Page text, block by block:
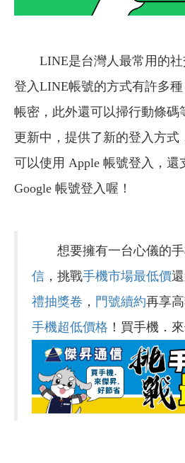
LINE是台灣人最常用的
登入LINE帳號的方式有許多
帳密，此外還可以掃行動條碼
更新中，提供了新的登入方式
可以使用 Apple 帳號登入，還
Google 帳號登入喔！
想要擁有一台心儀的手
信 ，挑戰手機市場最低價
禮抽獎卷 ， 門號續約再享
手機超低價格 ！買手機．